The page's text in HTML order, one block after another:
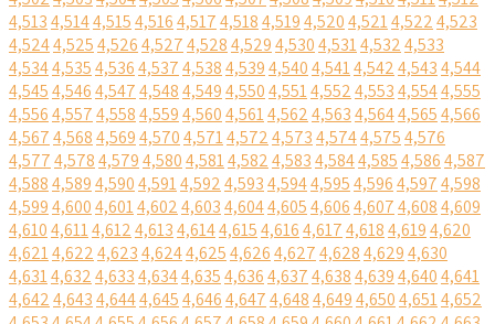
4,5134,5144,5154,5164,5174,5184,5194,5204,5214,5224,523
4,5244,5254,5264,5274,5284,5294,5304,5314,5324,533
4,5344,5354,5364,5374,5384,5394,5404,5414,5424,5434,544
4,5454,5464,5474,5484,5494,5504,5514,5524,5534,5544,555
4,5564,5574,5584,5594,5604,5614,5624,5634,5644,5654,566
4,5674,5684,5694,5704,5714,5724,5734,5744,5754,576
4,5774,5784,5794,5804,5814,5824,5834,5844,5854,5864,587
4,5884,5894,5904,5914,5924,5934,5944,5954,5964,5974,598
4,5994,6004,6014,6024,6034,6044,6054,6064,6074,6084,609
4,6104,6114,6124,6134,6144,6154,6164,6174,6184,6194,620
4,6214,6224,6234,6244,6254,6264,6274,6284,6294,630
4,6314,6324,6334,6344,6354,6364,6374,6384,6394,6404,641
4,6424,6434,6444,6454,6464,6474,6484,6494,6504,6514,652